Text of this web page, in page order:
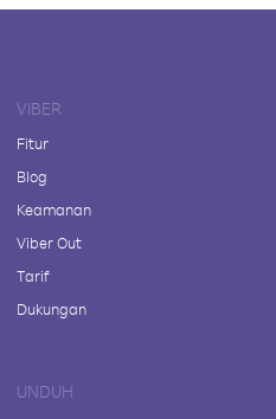
VIBER
Fitur
Blog
Keamanan
Viber Out
Tarif
Dukungan
UNDUH